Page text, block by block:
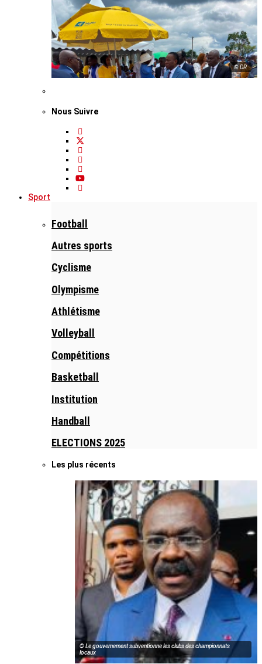
© DR
Nous Suivre
Sport
Football
Autres sports
Cyclisme
Olympisme
Athlétisme
Volleyball
Compétitions
Basketball
Institution
Handball
ELECTIONS 2025
Les plus récents
© Le gouvernement subventionne les clubs des championnats
locaux